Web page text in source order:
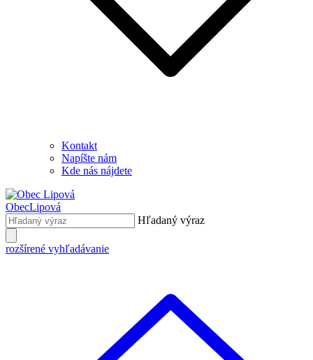
Kontakt
Napíšte nám
Kde nás nájdete
ObecLipová
Hľadaný výraz
rozšírené vyhľadávanie